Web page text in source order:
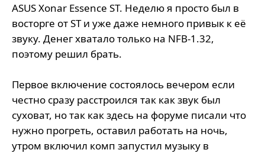
ASUS Xonar Essence ST. Неделю я просто был в
восторге от ST и уже даже немного привык к её
звуку. Денег хватало только на NFB-1.32,
поэтому решил брать.
Первое включение состоялось вечером если
честно сразу расстроился так как звук был
суховат, но так как здесь на форуме писали что
нужно прогреть, оставил работать на ночь,
утром включил комп запустил музыку в